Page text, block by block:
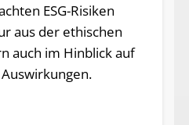
ESG-Risiken
aus der ethischen
auch im Hinblick auf